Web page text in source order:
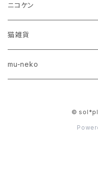
テキスト
レシピ（デジタルコンテンツ）
雑貨
ニコケン
キーホルダー
チャーム
猫雑貨
紙雑貨
mu-neko
©